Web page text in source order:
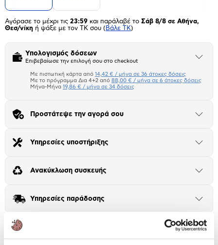
Αγόρασε το μέχρι τις 23:59 και παράλαβέ το Σάβ 8/8 σε Αθήνα,
Θεσ/νίκη ή ψάξε με τον ΤΚ σου ( Βάλε ΤΚ)
Υπολογισμός δόσεων
Επιβεβαίωσε την επιλογή σου στο checkout
Άνοιξε
Πιστωτική κάρτα
Μήνα Μήνα
Αριθμός δόσεων
Με πιστωτική κάρτα από 14,42 € / μήνα σε 36 άτοκες δόσεις
Με το πρόγραμμα Δια 4+2 από 88,00 € / μήνα σε 6 άτοκες δόσεις
Μήνα-Μήνα 19,86 € / μήνα σε 34 δόσεις
Προστάτεψε την αγορά σου
Άνοιξε
Υπηρεσίες υποστήριξης
Άνοιξε
Ανακύκλωση συσκευής
Άνοιξε
Υπηρεσίες παράδοσης
Άνοιξε